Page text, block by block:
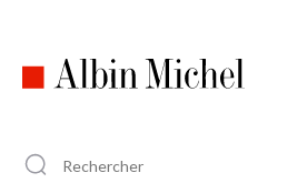
principal